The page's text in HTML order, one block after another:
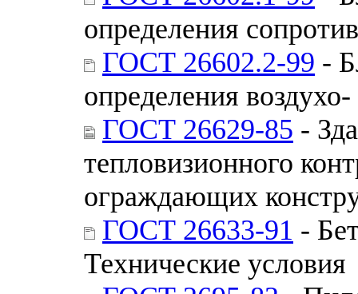
определения
ГОСТ 26602.2-99 -
определения
ГОСТ 26629-85 -
тепловизионного
ограждающих
ГОСТ 26633-91 -
Технические условия